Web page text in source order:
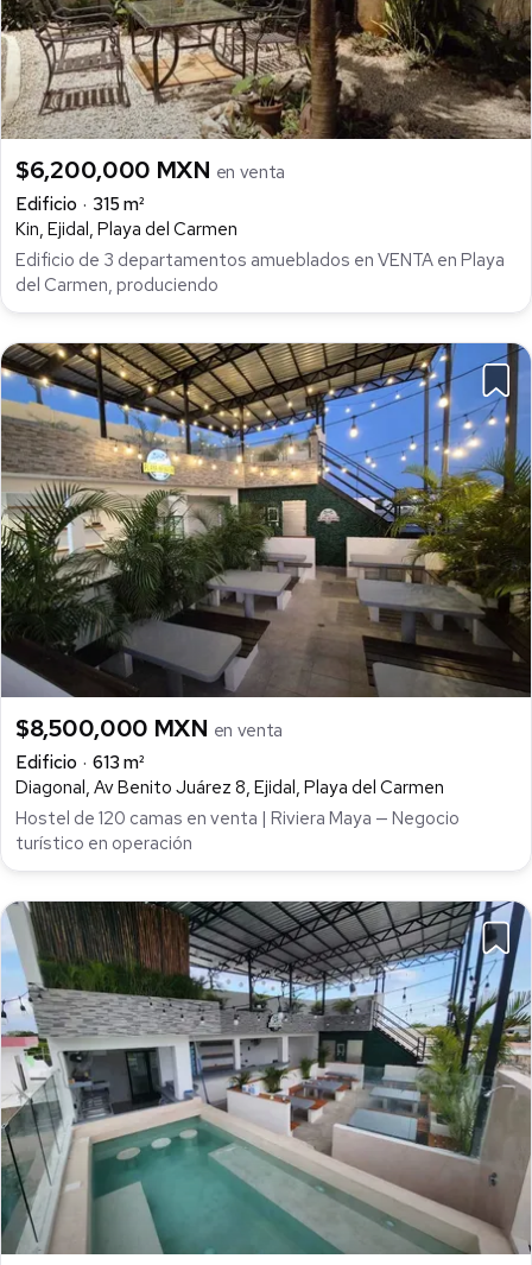
$6,200,000 MXN en venta
Edificio
315 m²
Kin, Ejidal, Playa del Carmen
Edificio de 3 departamentos amueblados en VENTA en Playa
del Carmen, produciendo
$8,500,000 MXN en venta
Edificio
613 m²
Diagonal, Av Benito Juárez 8, Ejidal, Playa del Carmen
Hostel de 120 camas en venta | Riviera Maya — Negocio
turístico en operación